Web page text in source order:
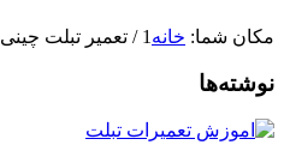
مکان شما: خانه 1
/ تعمیر تبلت چینی
نوشته‌ها